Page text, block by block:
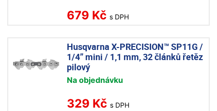
679 Kč s DPH
Husqvarna X-PRECISION™ SP11G /
1/4” mini / 1,1 mm, 32 článků řetěz
pilový
Na objednávku
329 Kč s DPH